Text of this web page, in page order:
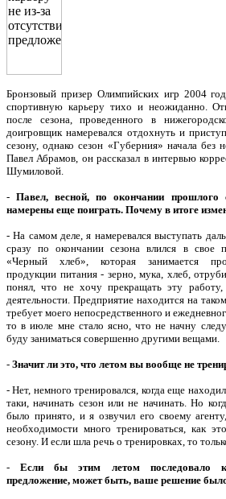
Бронзовый призер Олимпийских игр 2004
спортивную карьеру тихо и неожиданно.
после сезона, проведенного в
доигровщик намеревался отдохнуть и
сезону, однако сезон «Губерния» начала без
Павел Абрамов, он рассказал в интервью
Шумиловой.
-Павел, весной, по окончании прошлого
намерены еще поиграть. Почему в итоге
- На самом деле, я намеревался выступать
сразу по окончании сезона влился в свое
«Черный хлеб», которая занимается
продукции питания - зерно, мука, хлеб,
понял, что не хочу прекращать эту
деятельности. Предприятие находится на
требует моего непосредственного и
то в июле мне стало ясно, что не начну
буду заниматься совершенно другими вещами.
- Значит ли это, что летом вы вообще не
- Нет, немного тренировался, когда еще
таки, начинать сезон или не начинать. Но
было принято, и я озвучил его своему
необходимости много тренироваться, как
сезону. И если шла речь о тренировках, то
-Если бы этим летом последовало
предложение, может быть, ваше решение